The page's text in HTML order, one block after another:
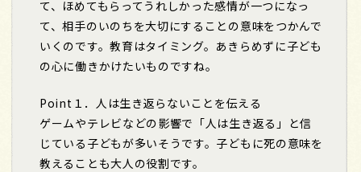
て、ほめてもらってうれしかった感情が一つになっ
て、相手のいのちを大切にすることの意味をつかんで
いくのです。教育はタイミング。あきらめずに子ども
の心に働きかけたいものですね。
Point１．
人は生き返らないことを伝える
ゲームやテレビなどの影響で「人は生き返る」と信
じている子どもが多いそうです。子どもに死の意味を
教えることも大人の役割です。